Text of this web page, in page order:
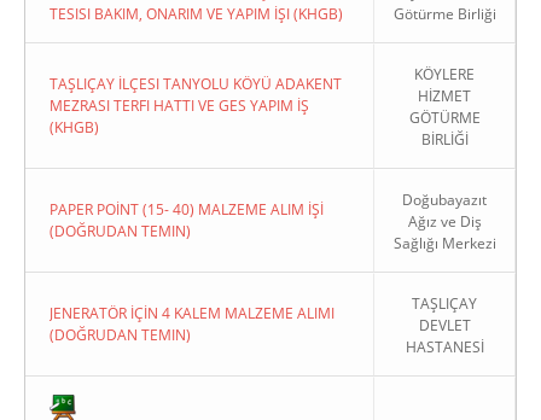
TESISI BAKIM, ONARIM VE YAPIM İŞI (KHGB)
Götürme Birliği
TAŞLIÇAY İLÇESI TANYOLU KÖYÜ ADAKENT
MEZRASI TERFI HATTI VE GES YAPIM İŞ
(KHGB)
KÖYLERE
HİZMET
GÖTÜRME
BİRLİĞİ
PAPER POİNT (15- 40) MALZEME ALIM İŞİ
(DOĞRUDAN TEMIN)
Doğubayazıt
Ağız ve Diş
Sağlığı Merkezi
JENERATÖR İÇİN 4 KALEM MALZEME ALIMI
(DOĞRUDAN TEMIN)
TAŞLIÇAY
DEVLET
HASTANESİ